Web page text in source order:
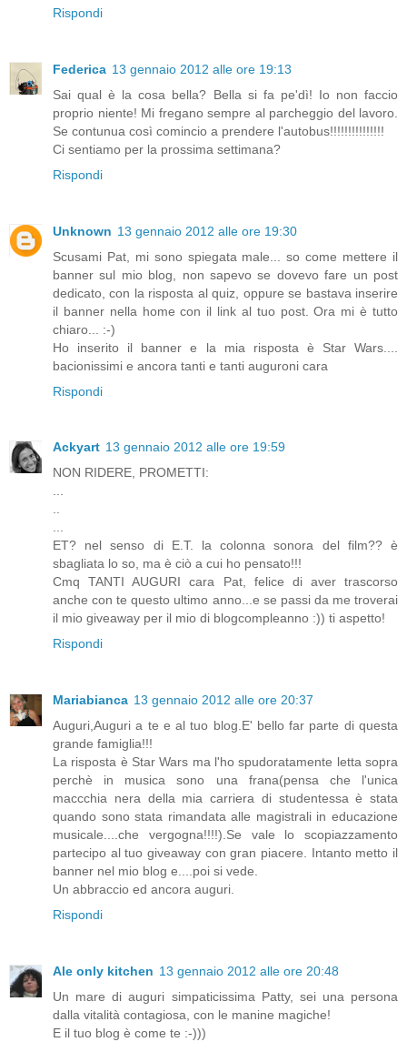
Rispondi
Federica 13 gennaio 2012 alle ore 19:13
Sai qual è la cosa bella? Bella si fa pe'dì! Io non faccio
proprio niente! Mi fregano sempre al parcheggio del lavoro.
Se contunua così comincio a prendere l'autobus!!!!!!!!!!!!!!!
Ci sentiamo per la prossima settimana?
Rispondi
Unknown 13 gennaio 2012 alle ore 19:30
Scusami Pat, mi sono spiegata male... so come mettere il
banner sul mio blog, non sapevo se dovevo fare un post
dedicato, con la risposta al quiz, oppure se bastava inserire
il banner nella home con il link al tuo post. Ora mi è tutto
chiaro... :-)
Ho inserito il banner e la mia risposta è Star Wars....
bacionissimi e ancora tanti e tanti auguroni cara
Rispondi
Ackyart 13 gennaio 2012 alle ore 19:59
NON RIDERE, PROMETTI:
...
..
...
ET? nel senso di E.T. la colonna sonora del film?? è
sbagliata lo so, ma è ciò a cui ho pensato!!!
Cmq TANTI AUGURI cara Pat, felice di aver trascorso
anche con te questo ultimo anno...e se passi da me troverai
il mio giveaway per il mio di blogcompleanno :)) ti aspetto!
Rispondi
Mariabianca 13 gennaio 2012 alle ore 20:37
Auguri,Auguri a te e al tuo blog.E' bello far parte di questa
grande famiglia!!!
La risposta è Star Wars ma l'ho spudoratamente letta sopra
perchè in musica sono una frana(pensa che l'unica
maccchia nera della mia carriera di studentessa è stata
quando sono stata rimandata alle magistrali in educazione
musicale....che vergogna!!!!).Se vale lo scopiazzamento
partecipo al tuo giveaway con gran piacere. Intanto metto il
banner nel mio blog e....poi si vede.
Un abbraccio ed ancora auguri.
Rispondi
Ale only kitchen 13 gennaio 2012 alle ore 20:48
Un mare di auguri simpaticissima Patty, sei una persona
dalla vitalità contagiosa, con le manine magiche!
E il tuo blog è come te :-)))